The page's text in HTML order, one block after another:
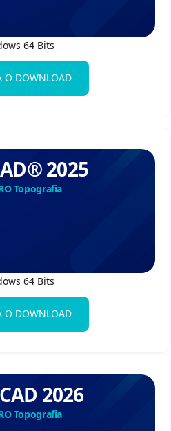
64 Bits
O DOWNLOAD
2025
Topografia
64 Bits
O DOWNLOAD
2026
Topografia